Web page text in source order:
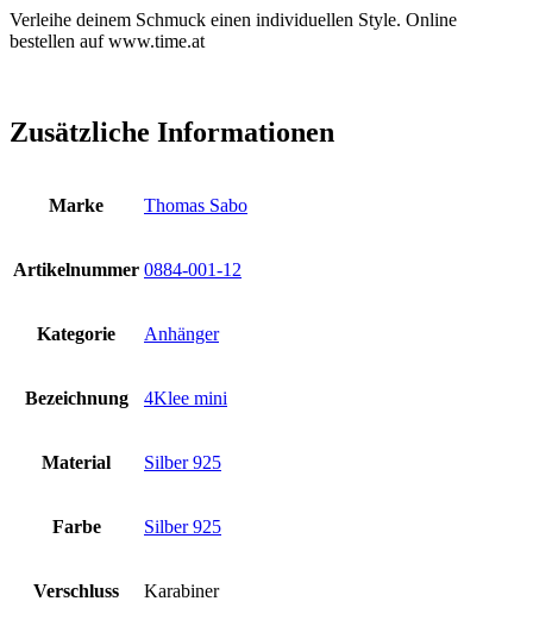
Verleihe deinem Schmuck einen individuellen Style. Online
bestellen auf www.time.at
Zusätzliche Informationen
Marke Thomas Sabo
Artikelnummer 0884-001-12
Kategorie Anhänger
Bezeichnung 4Klee mini
Material Silber 925
Farbe Silber 925
Verschluss Karabiner